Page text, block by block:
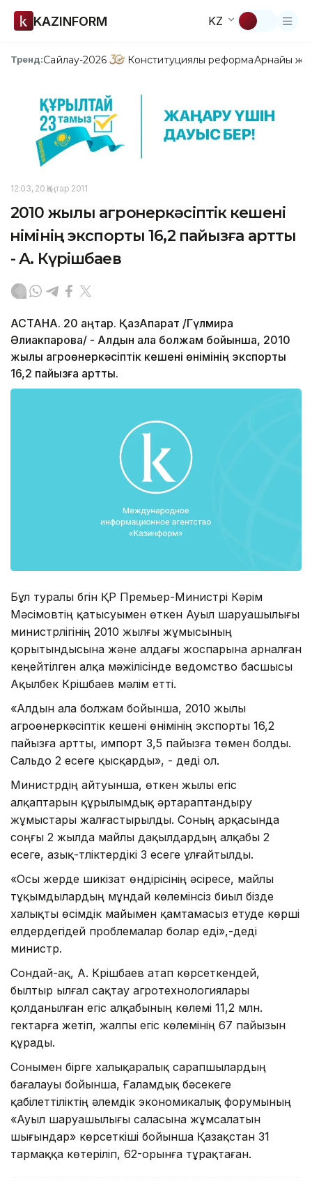
KAZINFORM KZ
Тренд:Сайлау-2026 Конституциялық реформаАрнайы
12:03, 20 Қаңтар 2011
2010 жылы агроөнеркәсіптік кешені
өнімінің экспорты 16,2 пайызға артты
- А. Күрішбаев
АСТАНА. 20 қаңтар. ҚазАқпарат /Гүлмира
Әлиакпарова/ - Алдын ала болжам бойынша, 2010
жылы агроөнеркәсіптік кешені өнімінің экспорты
16,2 пайызға артты.
Бұл туралы бүгін ҚР Премьер-Министрі Кәрім
Мәсімовтің қатысуымен өткен Ауыл шаруашылығы
министрлігінің 2010 жылғы жұмысының
қорытындысына және алдағы жоспарына арналған
кеңейтілген алқа мәжілісінде ведомство басшысы
Ақылбек Күрішбаев мәлім етті.
«Алдын ала болжам бойынша, 2010 жылы
агроөнеркәсіптік кешені өнімінің экспорты 16,2
пайызға артты, импорт 3,5 пайызға төмен болды.
Сальдо 2 есеге қысқарды», - деді ол.
Министрдің айтуынша, өткен жылы егіс
алқаптарын құрылымдық әртараптандыру
жұмыстары жалғастырылды. Соның арқасында
соңғы 2 жылда майлы дақылдардың алқабы 2
есеге, азық-түліктердікі 3 есеге ұлғайтылды.
«Осы жерде шикізат өндірісінің әсіресе, майлы
тұқымдылардың мұндай көлемінсіз биыл бізде
халықты өсімдік майымен қамтамасыз етуде көрші
елдердегідей проблемалар болар еді»,-деді
министр.
Сондай-ақ, А. Күрішбаев атап көрсеткендей,
былтыр ылғал сақтау агротехнологиялары
қолданылған егіс алқабының көлемі 11,2 млн.
гектарға жетіп, жалпы егіс көлемінің 67 пайызын
құрады.
Сонымен бірге халықаралық сарапшылардың
бағалауы бойынша, Ғаламдық бәсекеге
қабілеттіліктің әлемдік экономикалық форумының
«Ауыл шаруашылығы саласына жұмсалатын
шығындар» көрсеткіші бойынша Қазақстан 31
тармаққа көтеріліп, 62-орынға тұрақтаған.